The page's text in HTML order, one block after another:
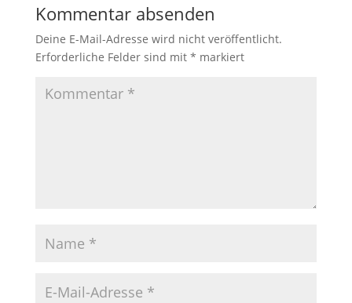
Kommentar absenden
Deine E-Mail-Adresse wird nicht veröffentlicht.
Erforderliche Felder sind mit * markiert